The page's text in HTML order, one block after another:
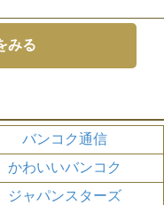
みる
バンコク通信
かわいいバンコク
ジャパンスターズ